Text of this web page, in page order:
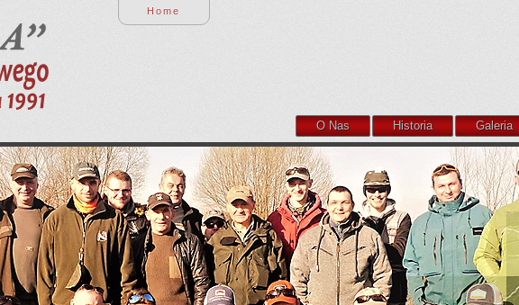
Home
O Nas Historia Galeria